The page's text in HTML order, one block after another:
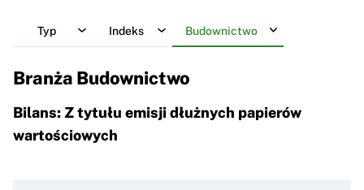
Typ Indeks Budownictwo
Branża Budownictwo
Bilans: Z tytułu emisji dłużnych papierów
wartościowych